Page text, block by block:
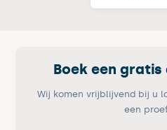
Boek een
Wij komen vrijblijvend bij u
een